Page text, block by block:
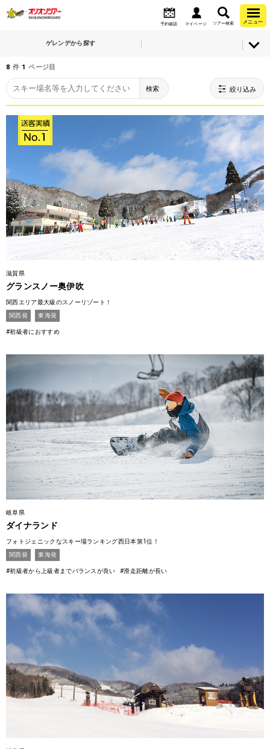
予約確認 マイページ ツアー検索 メニュー
ゲレンデから探す
8 件 1 ページ目
検索 絞り込み
滋賀県
グランスノー奥伊吹
関西エリア最大級のスノーリゾート！
関西発
東海発
#初級者におすすめ
岐阜県
ダイナランド
フォトジェニックなスキー場ランキング西日本第1位！
関西発
東海発
#初級者から上級者までバランスが良い #滑走距離が長い